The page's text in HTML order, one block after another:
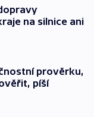
na silnice ani
prověrku,
píší